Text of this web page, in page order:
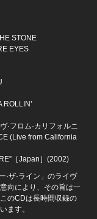
STONE
EYES
ROLLIN’
·フロム·カリフォルニ
(Live from California
［Japan］(2002)
·ザ·ライン」のライヴ
向により、その旨は一
のCDは長時間収録の
ます。